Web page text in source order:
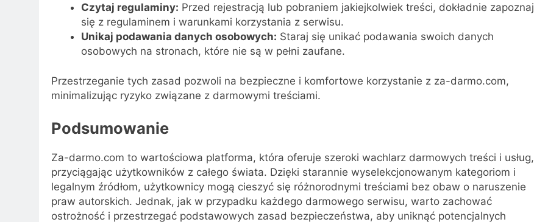
Czytaj regulaminy: Przed rejestracją lub pobraniem jakiejkolwiek treści, dokładnie zapoznaj
się z regulaminem i warunkami korzystania z serwisu.
Unikaj podawania danych osobowych: Staraj się unikać podawania swoich danych
osobowych na stronach, które nie są w pełni zaufane.
Przestrzeganie tych zasad pozwoli na bezpieczne i komfortowe korzystanie z za-darmo.com,
minimalizując ryzyko związane z darmowymi treściami.
Podsumowanie
Za-darmo.com to wartościowa platforma, która oferuje szeroki wachlarz darmowych treści i usług,
przyciągając użytkowników z całego świata. Dzięki starannie wyselekcjonowanym kategoriom i
legalnym źródłom, użytkownicy mogą cieszyć się różnorodnymi treściami bez obaw o naruszenie
praw autorskich. Jednak, jak w przypadku każdego darmowego serwisu, warto zachować
ostrożność i przestrzegać podstawowych zasad bezpieczeństwa, aby uniknąć potencjalnych